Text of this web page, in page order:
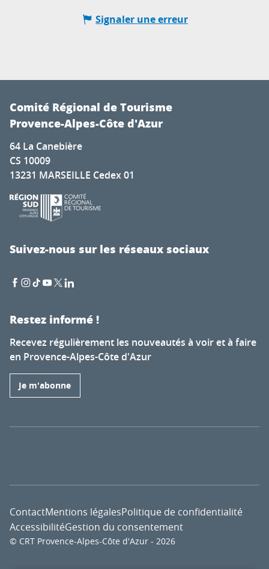
Signaler une erreur
Comité Régional de Tourisme
Provence-Alpes-Côte d'Azur
64 La Canebière
CS 10009
13231 MARSEILLE Cedex 01
Suivez-nous sur les réseaux sociaux
Restez informé !
Recevez régulièrement les nouveautés à voir et à faire
en Provence-Alpes-Côte d'Azur
Je m'abonne
© CRT Provence-Alpes-Côte d'Azur - 2026
ContactMentions légalesPolitique de confidentialité
AccessibilitéGestion du consentement